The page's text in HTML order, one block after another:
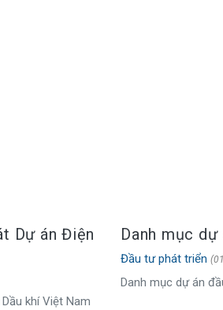
Dự án Điện
khí Việt Nam
Danh mục
Đầu tư phát triển
Danh mục dự án